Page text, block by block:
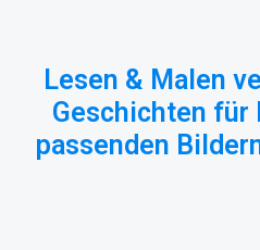
Lesen & Malen
Geschichten für
passenden